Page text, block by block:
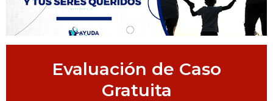
Evaluación de Caso
Gratuita